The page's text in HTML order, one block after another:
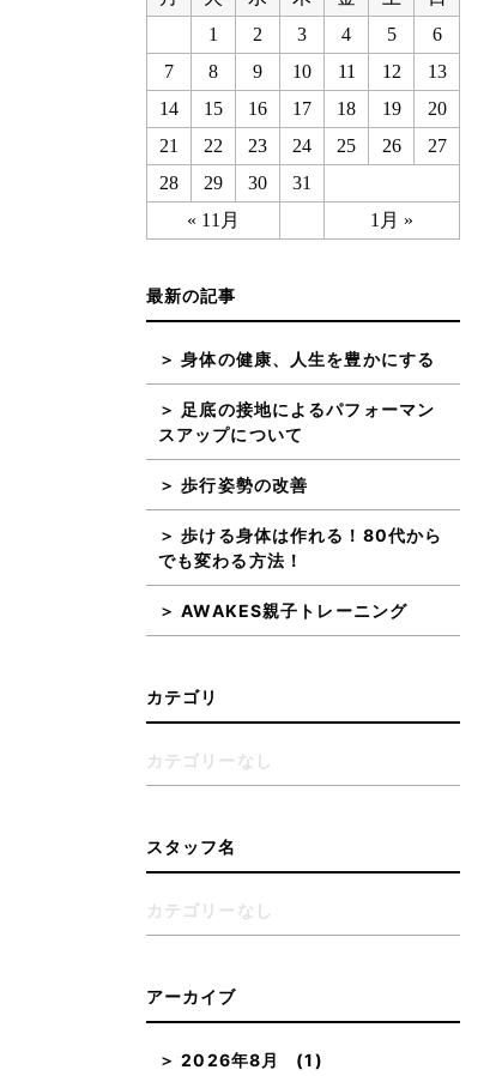
« 11月 1月 »
1 2 3 4 5
6
7
8 9 10 11 12
13
14
15 16 17 18 19
20
21
22 23 24 25 26
27
28
29 30 31
最新の記事
身体の健康、人生を豊かにする
足底の接地によるパフォーマン
スアップについて
歩行姿勢の改善
歩ける身体は作れる！80代から
でも変わる方法！
AWAKES親子トレーニング
カテゴリ
カテゴリーなし
スタッフ名
カテゴリーなし
アーカイブ
2026年8月 (1)